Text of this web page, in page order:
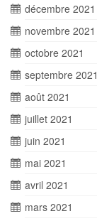
décembre 2021
novembre 2021
octobre 2021
septembre 2021
août 2021
juillet 2021
juin 2021
mai 2021
avril 2021
mars 2021